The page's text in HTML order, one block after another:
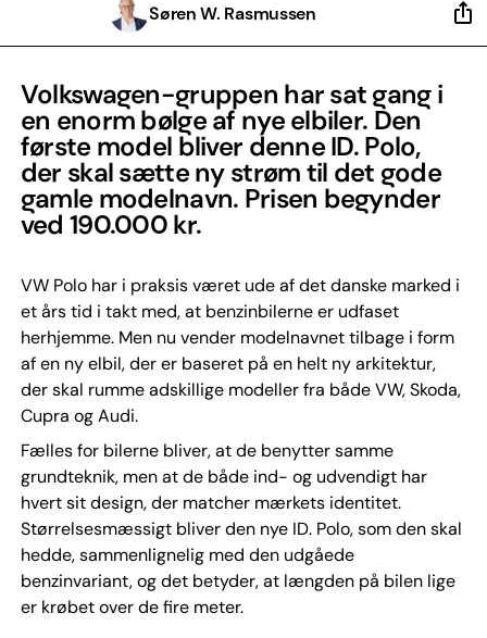
Søren W. Rasmussen
Volkswagen-gruppen har sat gang i
en enorm bølge af nye elbiler. Den
første model bliver denne ID. Polo,
der skal sætte ny strøm til det gode
gamle modelnavn. Prisen begynder
ved 190.000 kr.
VW Polo har i praksis været ude af det danske marked i
et års tid i takt med, at benzinbilerne er udfaset
herhjemme. Men nu vender modelnavnet tilbage i form
af en ny elbil, der er baseret på en helt ny arkitektur,
der skal rumme adskillige modeller fra både VW, Skoda,
Cupra og Audi.
Fælles for bilerne bliver, at de benytter samme
grundteknik, men at de både ind- og udvendigt har
hvert sit design, der matcher mærkets identitet.
Størrelsesmæssigt bliver den nye ID. Polo, som den skal
hedde, sammenlignelig med den udgåede
benzinvariant, og det betyder, at længden på bilen lige
er krøbet over de fire meter.